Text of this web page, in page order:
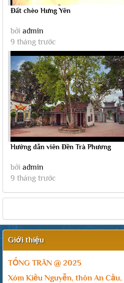
Đất chèo Hưng Yên
bởi admin
9 tháng trước
Hướng dẫn viên Đền Trà Phương
bởi admin
9 tháng trước
Giới thiệu
TỐNG TRÂN @ 2025
Xóm Kiều Nguyễn, thôn An Cầu,